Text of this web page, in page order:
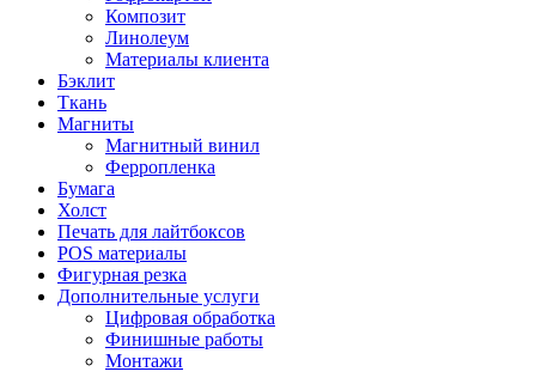
Композит
Линолеум
Материалы клиента
Бэклит
Ткань
Магниты
Магнитный винил
Ферропленка
Бумага
Холст
Печать для лайтбоксов
POS материалы
Фигурная резка
Дополнительные услуги
Цифровая обработка
Финишные работы
Монтажи